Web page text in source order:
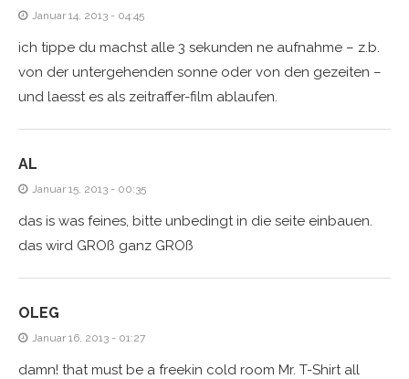
Januar 14, 2013 - 04:45
ich tippe du machst alle 3 sekunden ne aufnahme – z.b.
von der untergehenden sonne oder von den gezeiten –
und laesst es als zeitraffer-film ablaufen.
AL
Januar 15, 2013 - 00:35
das is was feines, bitte unbedingt in die seite einbauen.
das wird GROß ganz GROß
OLEG
Januar 16, 2013 - 01:27
damn! that must be a freekin cold room Mr. T-Shirt all